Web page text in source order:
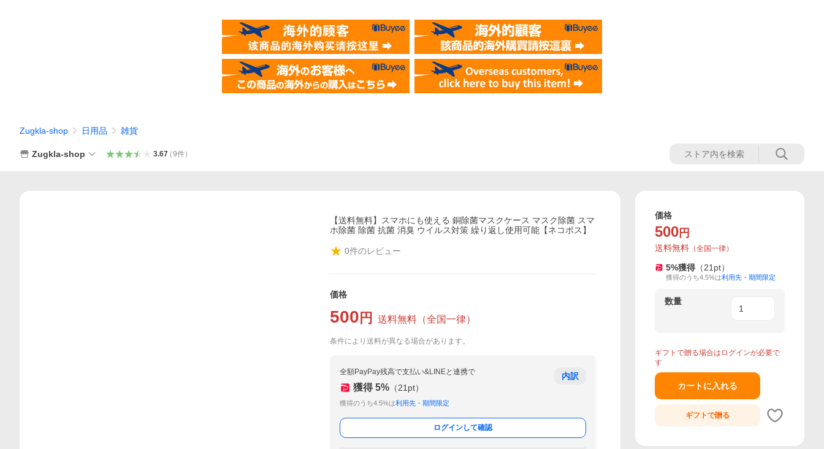
Zugkla-shop 日用品 雑貨
Zugkla-shop 3.67（9件）
【送料無料】スマホにも使える 銅除菌マスクケース マスク除菌 スマ
ホ除菌 除菌 抗菌 消臭 ウイルス対策 繰り返し使用可能【ネコポス】
0件のレビュー
価格
500 円 送料無料 （全国一律）
条件により送料が異なる場合があります。
全額PayPay残高で支払い&LINEと連携で
獲得 5% （21 pt）
獲得のうち4.5%は利用先・期間限定
内訳
ログインして確認
価格
500 円
送料無料 （全国一律）
5%獲得 （21 pt）
獲得のうち4.5%は利用先・期間限定
数量
ギフトで贈る場合はログインが必要で
す
カートに入れる
ギフトで贈る